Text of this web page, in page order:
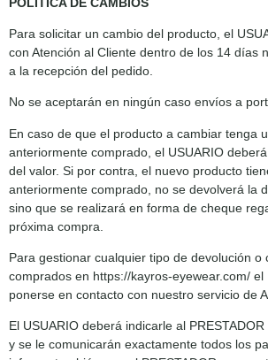
Para solicitar un cambio del producto, el
con Atención al Cliente dentro de los 14 días
a la recepción del pedido.
No se aceptarán en ningún caso envíos a
En caso de que el producto a cambiar tenga
anteriormente comprado, el USUARIO
del valor. Si por contra, el nuevo producto
anteriormente comprado, no se devolverá la
sino que se realizará en forma de cheque
próxima compra.
Para gestionar cualquier tipo de devolución o
comprados en https://kayros-eyewear.com/ el
ponerse en contacto con nuestro servicio de
El USUARIO deberá indicarle al
y se le comunicarán exactamente todos los